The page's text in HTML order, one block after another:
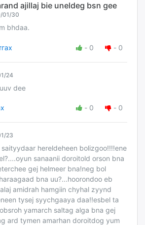
ajillaj bie uneldeg bsn gee
01/30
bhdaa.
- 0 - 0
24
dee
- 0 - 0
23
hereldeheen bolizgoo!!!!ene
sanaanii doroitold orson bna
gej helmeer bna!neg bol
bna uu?...hoorondoo eb
amidrah hamgiin chyhal zyynd
tysej syychgaaya daa!!esbel ta
yamarch saltag alga bna gej
ard tymen amarhan doroitdog yum